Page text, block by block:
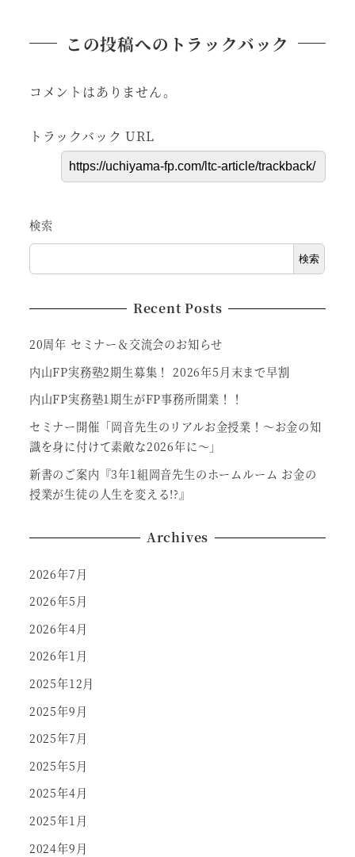
この投稿へのトラックバック
コメントはありません。
トラックバック URL
検索
検索
Recent Posts
20周年 セミナー＆交流会のお知らせ
内山FP実務塾2期生募集！ 2026年5月末まで早割
内山FP実務塾1期生がFP事務所開業！！
セミナー開催「岡音先生のリアルお金授業！～お金の知
識を身に付けて素敵な2026年に～」
新書のご案内『3年1組岡音先生のホームルーム お金の
授業が生徒の人生を変える!?』
Archives
2026年7月
2026年5月
2026年4月
2026年1月
2025年12月
2025年9月
2025年7月
2025年5月
2025年4月
2025年1月
2024年9月